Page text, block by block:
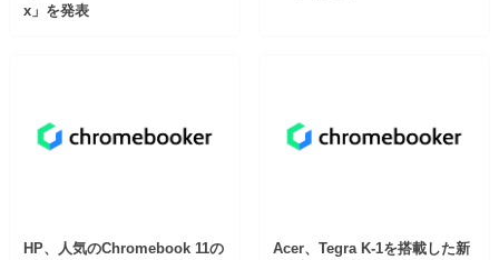
x」を発表
HP、人気のChromebook 11の
Acer、Tegra K-1を搭載した新